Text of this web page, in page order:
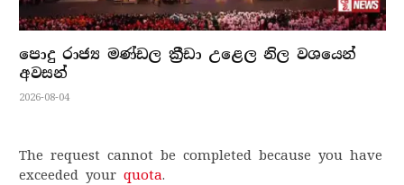
පොදු රාජ්‍ය මණ්ඩල ක්‍රීඩා උළෙල නිල වශයෙන්
අවසන්
2026-08-04
The request cannot be completed because you have
exceeded your quota.